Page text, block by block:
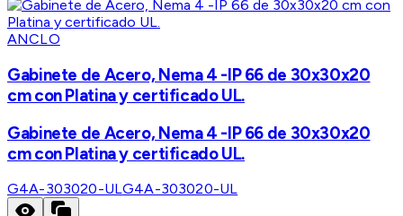
ANCLO
Gabinete de Acero, Nema 4 -IP 66 de 30x30x20
cm con Platina y certificado UL.
Gabinete de Acero, Nema 4 -IP 66 de 30x30x20
cm con Platina y certificado UL.
G4A-303020-ULG4A-303020-UL